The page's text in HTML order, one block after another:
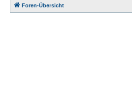
Foren-Übersicht